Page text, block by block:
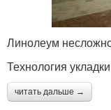
Линолеум
Технология
читать дальше →